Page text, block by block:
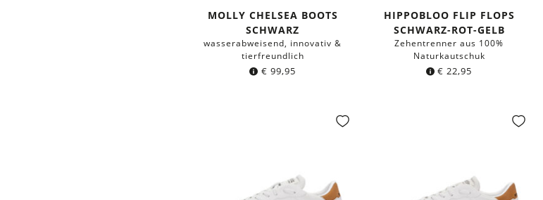
MOLLY CHELSEA BOOTS
SCHWARZ
wasserabweisend, innovativ &
tierfreundlich
€ 99,95
HIPPOBLOO FLIP FLOPS
SCHWARZ-ROT-GELB
Zehentrenner aus 100%
Naturkautschuk
€ 22,95